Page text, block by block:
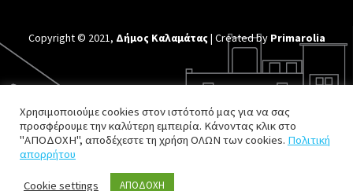
Copyright © 2021, Δήμος Καλαμάτας| Created by Primarolia
Χρησιμοποιούμε cookies στον ιστότοπό μας για να σας
προσφέρουμε την καλύτερη εμπειρία. Κάνοντας κλικ στο
"ΑΠΟΔΟΧΗ", αποδέχεστε τη χρήση ΟΛΩΝ των cookies. Πολιτική
απορρήτου
Cookie settings ΑΠΟΔΟΧΗ